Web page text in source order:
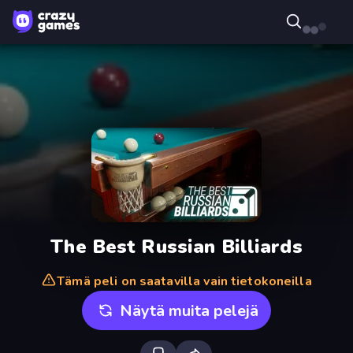
The Best Russian Billiards
Tämä peli on saatavilla vain tietokoneilla
Näytä muita pelejä